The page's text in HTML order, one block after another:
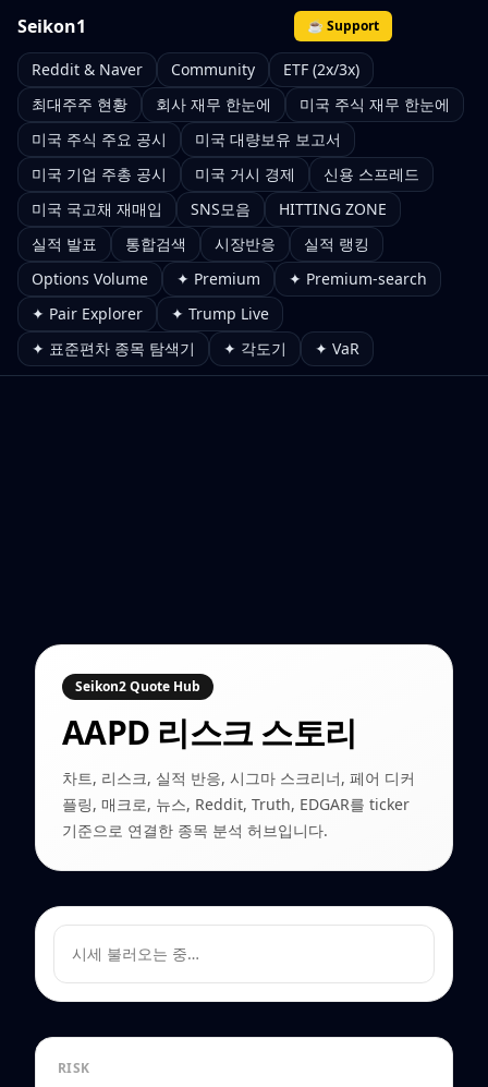
Seikon1 ☕ Support
Reddit & Naver Community
ETF (2x/3x)
최대주주 현황
회사 재무 한눈에
미국 주식 재무 한눈에
미국 주식 주요 공시
미국 대량보유 보고서
미국 기업 주총 공시
미국 거시 경제
신용 스프레드
미국 국고채 재매입
SNS모음
HITTING ZONE
실적 발표
통합검색 시장반응
실적 랭킹
Options Volume
✦ Premium
✦ Premium-search
✦ Pair Explorer
✦ Trump Live
✦ 표준편차 종목 탐색기
✦ 각도기 ✦ VaR
Seikon2 Quote Hub
AAPD 리스크 스토리
차트, 리스크, 실적 반응, 시그마 스크리너, 페어 디커
플링, 매크로, 뉴스, Reddit, Truth, EDGAR를 ticker
기준으로 연결한 종목 분석 허브입니다.
시세 불러오는 중…
RISK